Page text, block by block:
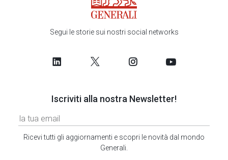
Segui le storie sui nostri social networks
Iscriviti alla nostra Newsletter!
Ricevi tutti gli aggiornamenti e scopri le novità dal mondo
Generali.